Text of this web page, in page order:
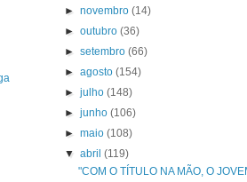
►novembro(14)
►outubro(36)
►setembro(66)
►agosto(154)
►julho(148)
►junho(106)
►maio(108)
▼abril(119)
"COM O TÍTULO NA MÃO, O